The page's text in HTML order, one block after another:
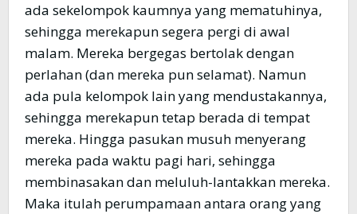
ada sekelompok kaumnya yang mematuhinya,
sehingga merekapun segera pergi di awal
malam. Mereka bergegas bertolak dengan
perlahan (dan mereka pun selamat). Namun
ada pula kelompok lain yang mendustakannya,
sehingga merekapun tetap berada di tempat
mereka. Hingga pasukan musuh menyerang
mereka pada waktu pagi hari, sehingga
membinasakan dan meluluh-lantakkan mereka.
Maka itulah perumpamaan antara orang yang